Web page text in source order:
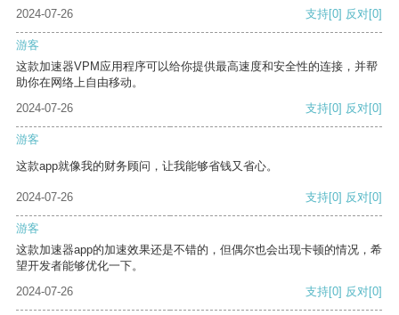
2024-07-26
支持[0] 反对[0]
游客
这款加速器VPM应用程序可以给你提供最高速度和安全性的连接，并帮
助你在网络上自由移动。
2024-07-26
支持[0] 反对[0]
游客
这款app就像我的财务顾问，让我能够省钱又省心。
2024-07-26 支持[0] 反对[0]
游客
这款加速器app的加速效果还是不错的，但偶尔也会出现卡顿的情况，希
望开发者能够优化一下。
2024-07-26
支持[0] 反对[0]